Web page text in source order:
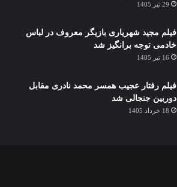
29 تیر 1405
فیلم مجید شهریاری بازیگر معروف در لباس
خادمی توجه برانگیز شد
16 تیر 1405
فیلم رفتار عجیب همسر محمد نادری مقابل
دوربین جنجالی شد
18 خرداد 1405